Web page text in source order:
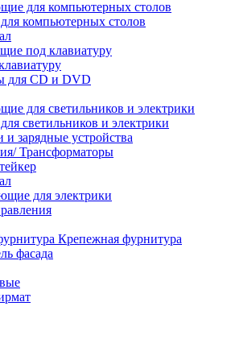
компьютерных столов
под клавиатуру
для CD и DVD
светильников и электрики
и зарядные устройства
Трансформаторы
для электрики
Крепежная фурнитура
фасада